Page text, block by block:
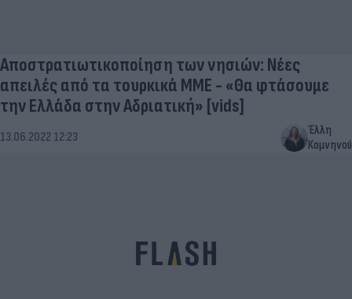
Αποστρατιωτικοποίηση των νησιών: Νέες
απειλές από τα τουρκικά ΜΜΕ - «Θα φτάσουμε
την Ελλάδα στην Αδριατική» [vids]
13.06.2022 12:23
Έλλη
Κομνηνού